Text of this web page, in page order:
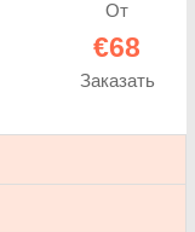
От
€68
Заказать